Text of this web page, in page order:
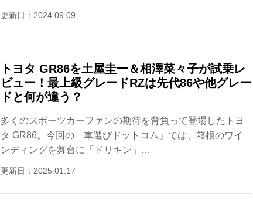
更新日：2024.09.09
トヨタ GR86を土屋圭一＆相澤菜々子が試乗レ
ビュー！最上級グレードRZは先代86や他グレー
ドと何が違う？
多くのスポーツカーファンの期待を背負って登場したトヨ
タ GR86。今回の「車選びドットコム」では、箱根のワイ
ンディングを舞台に「ドリキン」…
更新日：2025.01.17